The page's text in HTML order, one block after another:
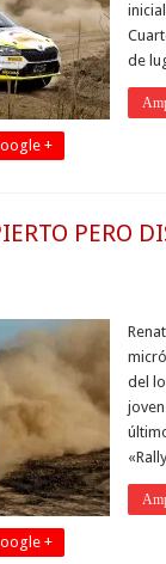
de
+
PERO
del
+